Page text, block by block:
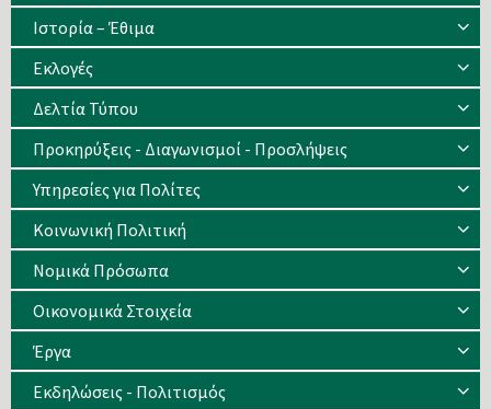
Ιστορία – Έθιμα
Eκλογές
Δελτία Τύπου
Προκηρύξεις - Διαγωνισμοί - Προσλήψεις
Υπηρεσίες για Πολίτες
Κοινωνική Πολιτική
Νομικά Πρόσωπα
Οικονομικά Στοιχεία
Έργα
Εκδηλώσεις - Πολιτισμός